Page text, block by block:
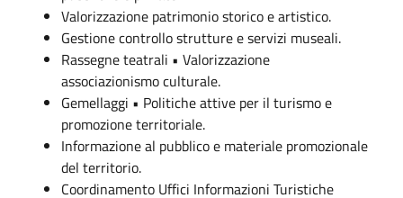
Valorizzazione patrimonio storico e artistico.
Gestione controllo strutture e servizi museali.
Rassegne teatrali • Valorizzazione
associazionismo culturale.
Gemellaggi • Politiche attive per il turismo e
promozione territoriale.
Informazione al pubblico e materiale promozionale
del territorio.
Coordinamento Uffici Informazioni Turistiche